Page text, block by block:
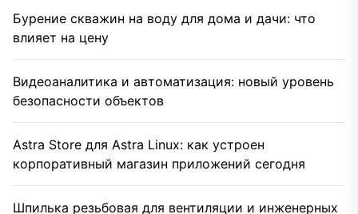
Бурение скважин на воду для дома и дачи: что
влияет на цену
Видеоаналитика и автоматизация: новый уровень
безопасности объектов
Astra Store для Astra Linux: как устроен
корпоративный магазин приложений сегодня
Шпилька резьбовая для вентиляции и инженерных